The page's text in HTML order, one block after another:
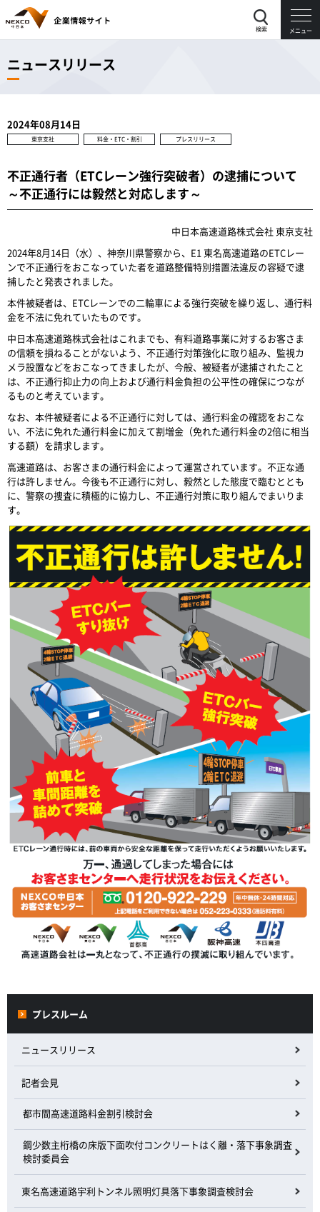
検索 メニュー
ニュースリリース
2024年08月14日
東京支社 料金・ETC・割引 プレスリリース
不正通行者（ETCレーン強行突破者）の逮捕について
～不正通行には毅然と対応します～
中日本高速道路株式会社 東京支社
2024年8月14日（水）、神奈川県警察から、E1 東名高速道路のETCレー
ンで不正通行をおこなっていた者を道路整備特別措置法違反の容疑で逮
捕したと発表されました。
本件被疑者は、ETCレーンでの二輪車による強行突破を繰り返し、通行料
金を不法に免れていたものです。
中日本高速道路株式会社はこれまでも、有料道路事業に対するお客さま
の信頼を損ねることがないよう、不正通行対策強化に取り組み、監視カ
メラ設置などをおこなってきましたが、今般、被疑者が逮捕されたこと
は、不正通行抑止力の向上および通行料金負担の公平性の確保につなが
るものと考えています。
なお、本件被疑者による不正通行に対しては、通行料金の確認をおこな
い、不法に免れた通行料金に加えて割増金（免れた通行料金の2倍に相当
する額）を請求します。
高速道路は、お客さまの通行料金によって運営されています。不正な通
行は許しません。今後も不正通行に対し、毅然とした態度で臨むととも
に、警察の捜査に積極的に協力し、不正通行対策に取り組んでまいりま
す。
プレスルーム
ニュースリリース
記者会見
都市間高速道路料金割引検討会
鋼少数主桁橋の床版下面吹付コンクリートはく離・落下事象調査
検討委員会
東名高速道路宇利トンネル照明灯具落下事象調査検討会